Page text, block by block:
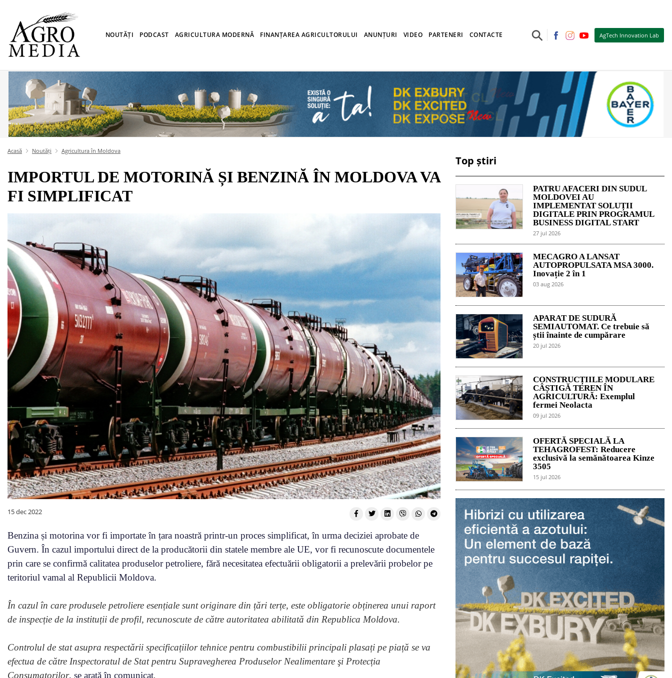
NOUTĂȚI PODCAST AGRICULTURA MODERNĂ FINANȚAREA AGRICULTORULUI ANUNȚURI VIDEO PARTENERI CONTACTE ⚲ AgTech Innovation Lab
Acasă Noutăți Agricultura în Moldova
IMPORTUL DE MOTORINĂ ȘI BENZINĂ ÎN MOLDOVA VA
FI SIMPLIFICAT
15 dec 2022
Benzina și motorina vor fi importate în țara noastră printr-un proces simplificat, în urma deciziei aprobate de
Guvern. În cazul importului direct de la producătorii din statele membre ale UE, vor fi recunoscute documentele
prin care se confirmă calitatea produselor petroliere, fără necesitatea efectuării obligatorii a prelevării probelor pe
teritoriul vamal al Republicii Moldova.
În cazul în care produsele petroliere esențiale sunt originare din țări terțe, este obligatorie obținerea unui raport
de inspecție de la instituții de profil, recunoscute de către autoritatea abilitată din Republica Moldova.
Controlul de stat asupra respectării specificațiilor tehnice pentru combustibilii principali plasați pe piață se va
efectua de către Inspectoratul de Stat pentru Supravegherea Produselor Nealimentare şi Protecția
Consumatorilor, se arată în comunicat.
Top știri
PATRU AFACERI DIN SUDUL
MOLDOVEI AU
IMPLEMENTAT SOLUȚII
DIGITALE PRIN PROGRAMUL
BUSINESS DIGITAL START
27 jul 2026
MECAGRO A LANSAT
AUTOPROPULSATA MSA 3000.
Inovație 2 în 1
03 aug 2026
APARAT DE SUDURĂ
SEMIAUTOMAT. Ce trebuie să
știi înainte de cumpărare
20 jul 2026
CONSTRUCȚIILE MODULARE
CÂȘTIGĂ TEREN ÎN
AGRICULTURĂ: Exemplul
fermei Neolacta
09 jul 2026
OFERTĂ SPECIALĂ LA
TEHAGROFEST: Reducere
exclusivă la semănătoarea Kinze
3505
15 jul 2026